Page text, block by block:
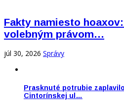
Fakty namiesto
volebným právom…
júl 30, 2026 Správy
Prasknuté potrubie
Cintorínskej ul…